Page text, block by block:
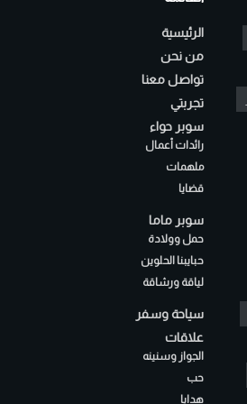
الرئيسية
من نحن
تواصل معنا
تجربتي
سوبر حواء
رائدات أعمال
ملهمات
قضايا
سوبر ماما
حمل وولادة
حبايبنا الحلوين
لياقة ورشاقة
سياحة وسفر
علاقات
الجواز وسنينه
حب
هدايا